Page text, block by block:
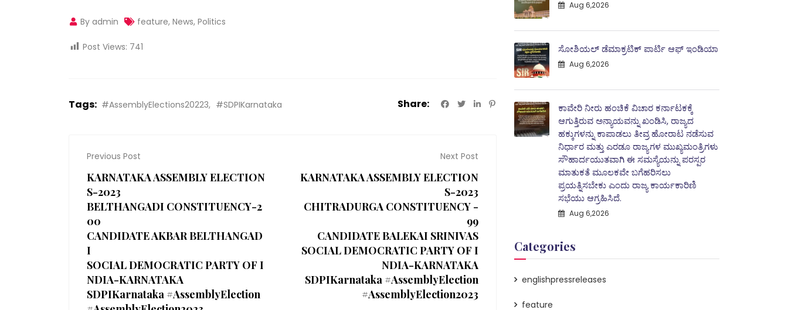
By admin feature, News, Politics
Post Views: 741
Tags: #AssemblyElections20223 #SDPIKarnataka Share:
Previous Post
KARNATAKA ASSEMBLY ELECTION
S-2023
BELTHANGADI CONSTITUENCY-2
00
CANDIDATE AKBAR BELTHANGAD
I
SOCIAL DEMOCRATIC PARTY OF I
NDIA-KARNATAKA
SDPIKarnataka #AssemblyElection
Next Post
KARNATAKA ASSEMBLY ELECTION
S-2023
CHITRADURGA CONSTITUENCY -
99
CANDIDATE BALEKAI SRINIVAS
SOCIAL DEMOCRATIC PARTY OF I
NDIA-KARNATAKA
SDPIKarnataka #AssemblyElection
#AssemblyElection2023
Aug 6,2026
ಸೋಶಿಯಲ್ ಡೆಮಾಕ್ರಟಿಕ್ ಪಾರ್ಟಿ ಆಫ್ ಇಂಡಿಯಾ
Aug 6,2026
ಕಾವೇರಿ ನೀರು ಹಂಚಿಕೆ ವಿಚಾರ ಕರ್ನಾಟಕಕ್ಕೆ
ಆಗುತ್ತಿರುವ ಅನ್ಯಾಯವನ್ನು ಖಂಡಿಸಿ, ರಾಜ್ಯದ
ಹಕ್ಕುಗಳನ್ನು ಕಾಪಾಡಲು ತೀವ್ರ ಹೋರಾಟ ನಡೆಸುವ
ನಿರ್ಧಾರ ಮತ್ತು ಎರಡೂ ರಾಜ್ಯಗಳ ಮುಖ್ಯಮಂತ್ರಿಗಳು
ಸೌಹಾರ್ದಯುತವಾಗಿ ಈ ಸಮಸ್ಯೆಯನ್ನು ಪರಸ್ಪರ
ಮಾತುಕತೆ ಮೂಲಕವೇ ಬಗೆಹರಿಸಲು
ಪ್ರಯತ್ನಿಸಬೇಕು ಎಂದು ರಾಜ್ಯ ಕಾರ್ಯಕಾರಿಣಿ
ಸಭೆಯು ಆಗ್ರಹಿಸಿದೆ.
Aug 6,2026
Categories
englishpressreleases
feature